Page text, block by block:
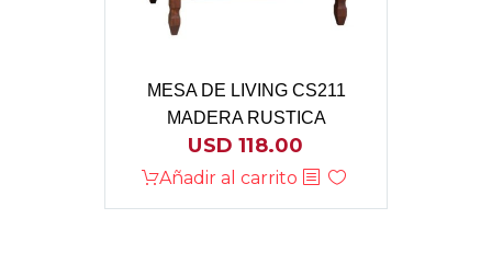
MESA DE LIVING CS211
MADERA RUSTICA
USD118.00
Añadir al carrito